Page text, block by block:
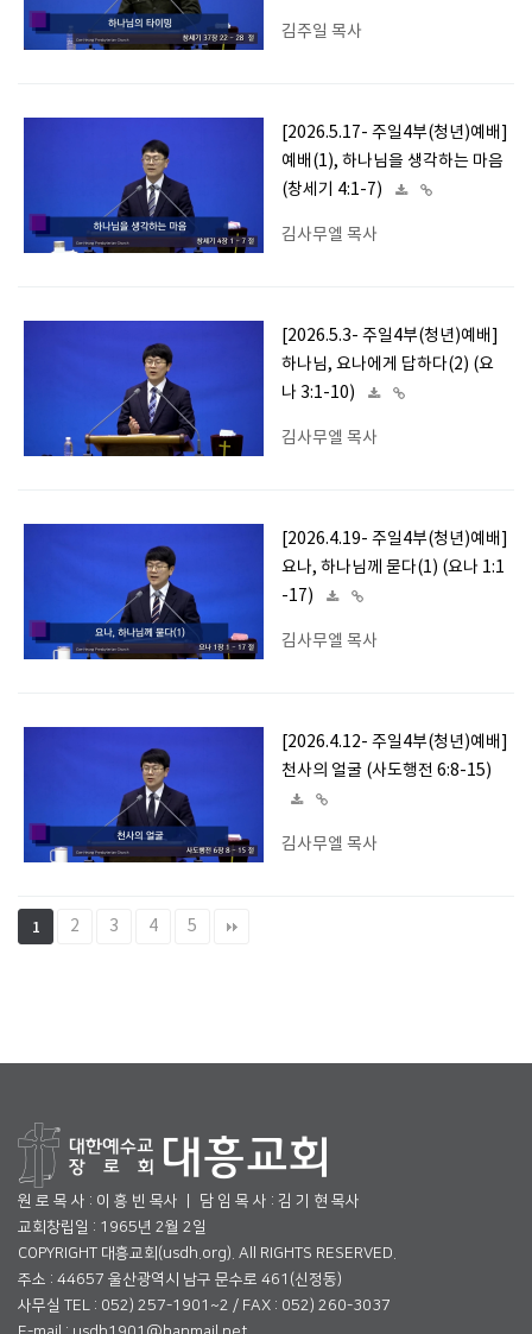
김주일 목사
[2026.5.17- 주일4부(청년)예배]
예배(1), 하나님을 생각하는 마음
(창세기 4:1-7)
김사무엘 목사
[2026.5.3- 주일4부(청년)예배]
하나님, 요나에게 답하다(2) (요
나 3:1-10)
김사무엘 목사
[2026.4.19- 주일4부(청년)예배]
요나, 하나님께 묻다(1) (요나 1:1
-17)
김사무엘 목사
[2026.4.12- 주일4부(청년)예배]
천사의 얼굴 (사도행전 6:8-15)
김사무엘 목사
1 2 3 4 5
원 로 목 사 : 이 흥 빈 목사 ㅣ 담 임 목 사 : 김 기 현 목사
교회창립일 : 1965년 2월 2일
COPYRIGHT 대흥교회(usdh.org). All RIGHTS RESERVED.
주소 : 44657 울산광역시 남구 문수로 461(신정동)
사무실 TEL : 052) 257-1901~2 / FAX : 052) 260-3037